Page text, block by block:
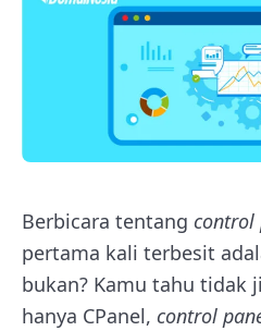
Berbicara tentang control
pertama kali terbesit
bukan? Kamu tahu tidak
hanya CPanel, control